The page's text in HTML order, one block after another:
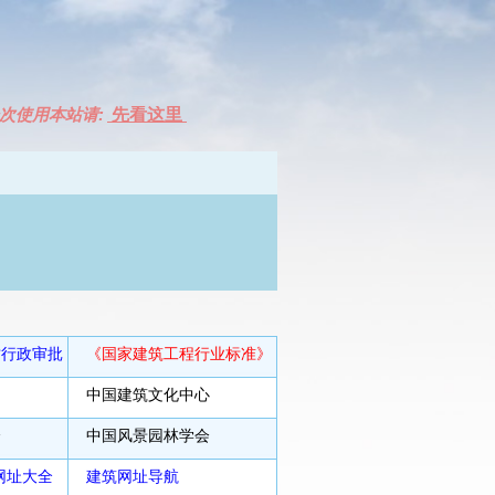
使用本站请: 先看这里
政审批 《国家建筑工程行业标准》
中国建筑文化中心
中国风景园林学会
址大全 建筑网址导航